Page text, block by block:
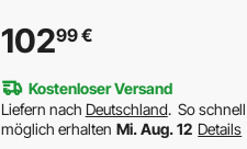
10299€
Kostenloser Versand
Liefern nach Deutschland. So
möglich erhalten Mi. Aug. 12 Details